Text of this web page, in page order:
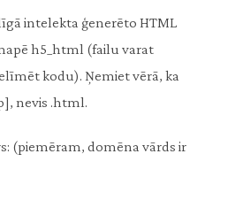
intelekta ģenerēto HTML
h5_html (failu varat
kodu). Ņemiet vērā, ka
nevis .html.
(piemēram, domēna vārds ir